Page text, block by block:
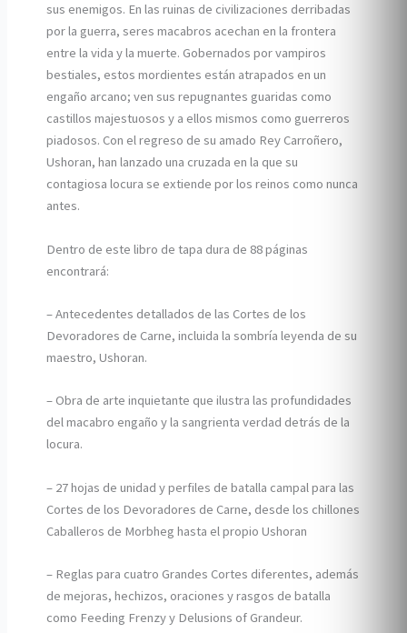
sus enemigos. En las ruinas de civilizaciones derribadas
por la guerra, seres macabros acechan en la frontera
entre la vida y la muerte. Gobernados por vampiros
bestiales, estos mordientes están atrapados en un
engaño arcano; ven sus repugnantes guaridas como
castillos majestuosos y a ellos mismos como guerreros
piadosos. Con el regreso de su amado Rey Carroñero,
Ushoran, han lanzado una cruzada en la que su
contagiosa locura se extiende por los reinos como nunca
antes.
Dentro de este libro de tapa dura de 88 páginas
encontrará:
– Antecedentes detallados de las Cortes de los
Devoradores de Carne, incluida la sombría leyenda de su
maestro, Ushoran.
– Obra de arte inquietante que ilustra las profundidades
del macabro engaño y la sangrienta verdad detrás de la
locura.
– 27 hojas de unidad y perfiles de batalla campal para las
Cortes de los Devoradores de Carne, desde los chillones
Caballeros de Morbheg hasta el propio Ushoran
– Reglas para cuatro Grandes Cortes diferentes, además
de mejoras, hechizos, oraciones y rasgos de batalla
como Feeding Frenzy y Delusions of Grandeur.